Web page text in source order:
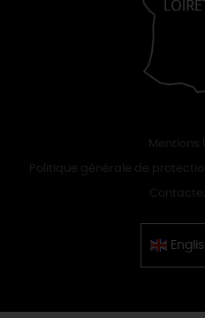
Mentions
Politique générale de